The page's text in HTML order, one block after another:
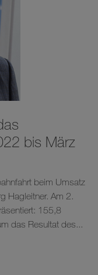
bis März
beim Umsatz
Hagleitner. Am 2.
155,8
das Resultat des...